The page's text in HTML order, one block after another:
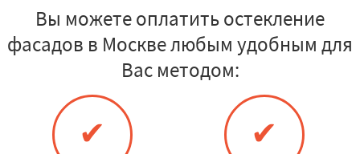
Вы можете оплатить остекление
фасадов в Москве любым удобным для
Вас методом:
✔ ✔